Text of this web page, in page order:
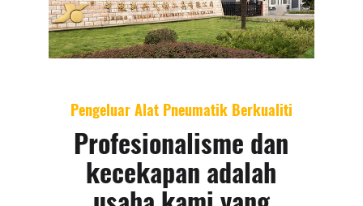
Pengeluar Alat Pneumatik Berkualiti
Profesionalisme dan
kecekapan adalah